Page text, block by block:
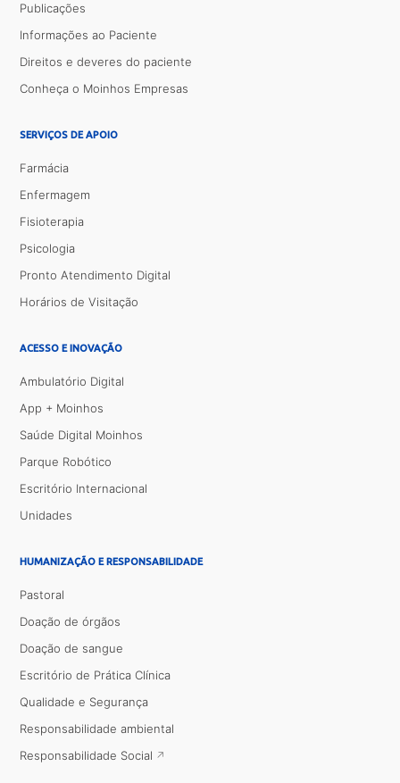
Publicações
Informações ao Paciente
Direitos e deveres do paciente
Conheça o Moinhos Empresas
SERVIÇOS DE APOIO
Farmácia
Enfermagem
Fisioterapia
Psicologia
Pronto Atendimento Digital
Horários de Visitação
ACESSO E INOVAÇÃO
Ambulatório Digital
App + Moinhos
Saúde Digital Moinhos
Parque Robótico
Escritório Internacional
Unidades
HUMANIZAÇÃO E RESPONSABILIDADE
Pastoral
Doação de órgãos
Doação de sangue
Escritório de Prática Clínica
Qualidade e Segurança
Responsabilidade ambiental
Responsabilidade Social